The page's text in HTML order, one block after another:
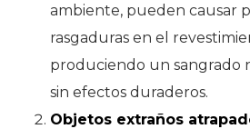
ambiente, pueden causar
rasgaduras en el
produciendo un sangrado
sin efectos duraderos.
Objetos extraños